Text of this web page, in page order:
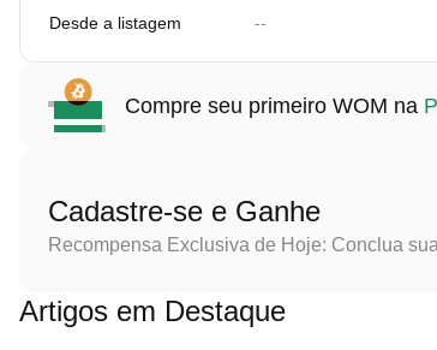
Desde a listagem --
Compre seu primeiro WOM na
Cadastre-se e Ganhe
Recompensa Exclusiva de Hoje: Conclua
Artigos em Destaque